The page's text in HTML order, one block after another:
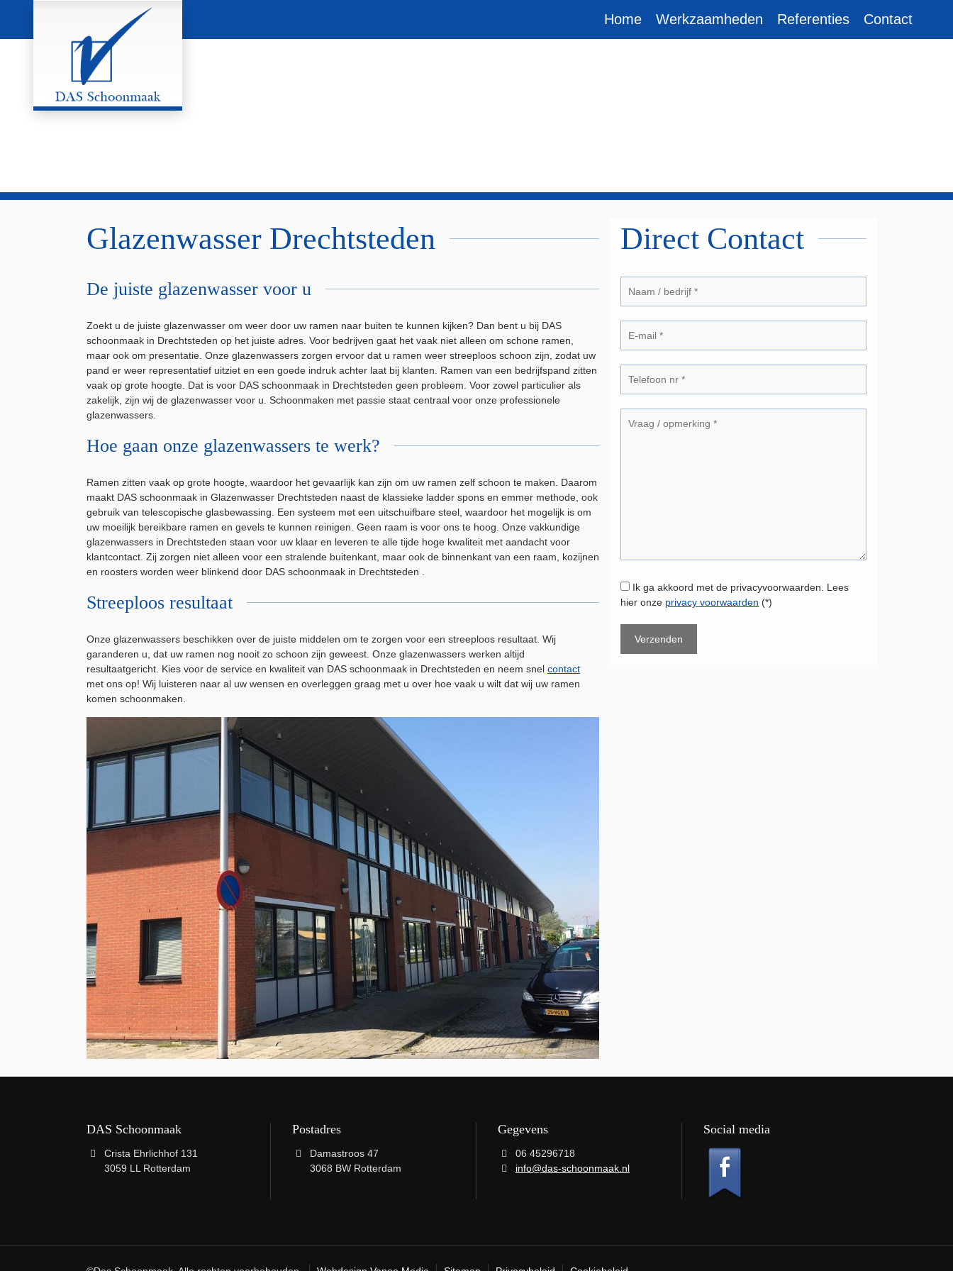
Home Werkzaamheden Referenties Contact
Glazenwasser Drechtsteden
De juiste glazenwasser voor u
Zoekt u de juiste glazenwasser om weer door uw ramen naar buiten te kunnen kijken? Dan bent u bij DAS
schoonmaak in Drechtsteden op het juiste adres. Voor bedrijven gaat het vaak niet alleen om schone ramen,
maar ook om presentatie. Onze glazenwassers zorgen ervoor dat u ramen weer streeploos schoon zijn, zodat uw
pand er weer representatief uitziet en een goede indruk achter laat bij klanten. Ramen van een bedrijfspand zitten
vaak op grote hoogte. Dat is voor DAS schoonmaak in Drechtsteden geen probleem. Voor zowel particulier als
zakelijk, zijn wij de glazenwasser voor u. Schoonmaken met passie staat centraal voor onze professionele
glazenwassers.
Hoe gaan onze glazenwassers te werk?
Ramen zitten vaak op grote hoogte, waardoor het gevaarlijk kan zijn om uw ramen zelf schoon te maken. Daarom
maakt DAS schoonmaak in Glazenwasser Drechtsteden naast de klassieke ladder spons en emmer methode, ook
gebruik van telescopische glasbewassing. Een systeem met een uitschuifbare steel, waardoor het mogelijk is om
uw moeilijk bereikbare ramen en gevels te kunnen reinigen. Geen raam is voor ons te hoog. Onze vakkundige
glazenwassers in Drechtsteden staan voor uw klaar en leveren te alle tijde hoge kwaliteit met aandacht voor
klantcontact. Zij zorgen niet alleen voor een stralende buitenkant, maar ook de binnenkant van een raam, kozijnen
en roosters worden weer blinkend door DAS schoonmaak in Drechtsteden .
Streeploos resultaat
Onze glazenwassers beschikken over de juiste middelen om te zorgen voor een streeploos resultaat. Wij
garanderen u, dat uw ramen nog nooit zo schoon zijn geweest. Onze glazenwassers werken altijd
resultaatgericht. Kies voor de service en kwaliteit van DAS schoonmaak in Drechtsteden en neem snel contact
met ons op! Wij luisteren naar al uw wensen en overleggen graag met u over hoe vaak u wilt dat wij uw ramen
komen schoonmaken.
Direct Contact
Ik ga akkoord met de privacyvoorwaarden.
Lees
hier onze privacy voorwaarden (*)
DAS Schoonmaak
Crista Ehrlichhof 131
3059 LL Rotterdam
Postadres
Damastroos 47
3068 BW Rotterdam
Gegevens
06 45296718
info@das-schoonmaak.nl
Social media